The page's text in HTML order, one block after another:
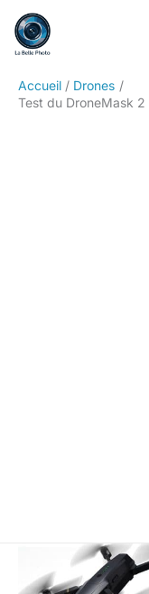
contenu
Accueil
Drones
Test du DroneMask
Rechercher